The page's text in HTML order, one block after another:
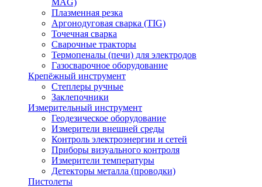
MAG)
Плазменная резка
Аргонодуговая сварка (TIG)
Точечная сварка
Сварочные тракторы
Термопеналы (печи) для электродов
Газосварочное оборудование
Крепёжный инструмент
Степлеры ручные
Заклепочники
Измерительный инструмент
Геодезическое оборудование
Измерители внешней среды
Контроль электроэнергии и сетей
Приборы визуального контроля
Измерители температуры
Детекторы металла (проводки)
Пистолеты